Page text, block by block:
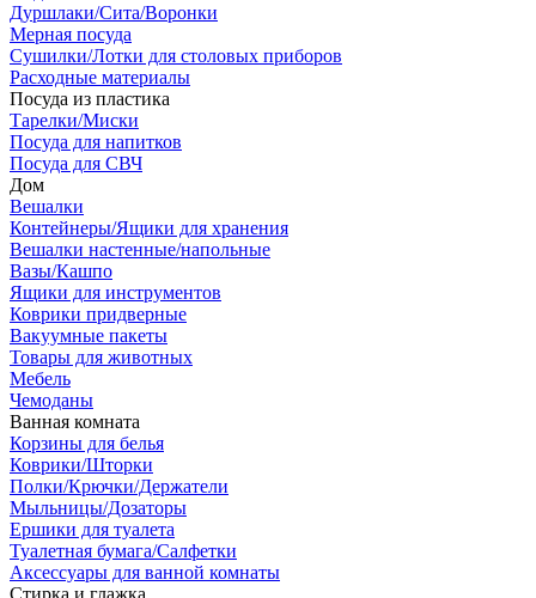
Дуршлаки/Сита/Воронки
Мерная посуда
Сушилки/Лотки для столовых приборов
Расходные материалы
Посуда из пластика
Тарелки/Миски
Посуда для напитков
Посуда для СВЧ
Дом
Вешалки
Контейнеры/Ящики для хранения
Вешалки настенные/напольные
Вазы/Кашпо
Ящики для инструментов
Коврики придверные
Вакуумные пакеты
Товары для животных
Мебель
Чемоданы
Ванная комната
Корзины для белья
Коврики/Шторки
Полки/Крючки/Держатели
Мыльницы/Дозаторы
Ершики для туалета
Туалетная бумага/Салфетки
Аксессуары для ванной комнаты
Стирка и глажка